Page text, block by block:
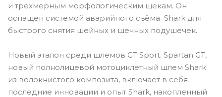
и трехмерным морфологическим щекам. Он
оснащен системой аварийного съёма Shark для
быстрого снятия шейных и щечных подушечек.
Новый эталон среди шлемов GT Sport. Spartan GT,
новый полнолицевой мотоциклетный шлем Shark
из волокнистого композита, включает в себя
последние инновации и опыт Shark, накопленный